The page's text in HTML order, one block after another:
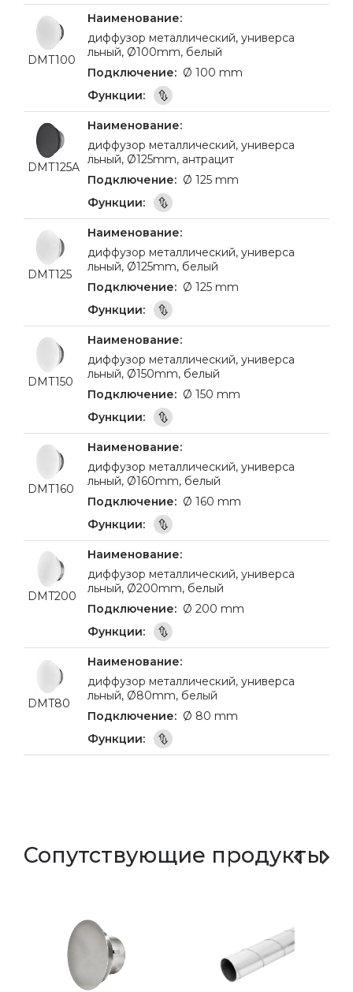
DMT100
диффузор металлический, универса
льный, Ø100mm, белый
Ø 100 mm
DMT125A
диффузор металлический, универса
льный, Ø125mm, антрацит
Ø 125 mm
DMT125
диффузор металлический, универса
льный, Ø125mm, белый
Ø 125 mm
DMT150
диффузор металлический, универса
льный, Ø150mm, белый
Ø 150 mm
DMT160
диффузор металлический, универса
льный, Ø160mm, белый
Ø 160 mm
DMT200
диффузор металлический, универса
льный, Ø200mm, белый
Ø 200 mm
DMT80
диффузор металлический, универса
льный, Ø80mm, белый
Ø 80 mm
Сопутствующие продукты